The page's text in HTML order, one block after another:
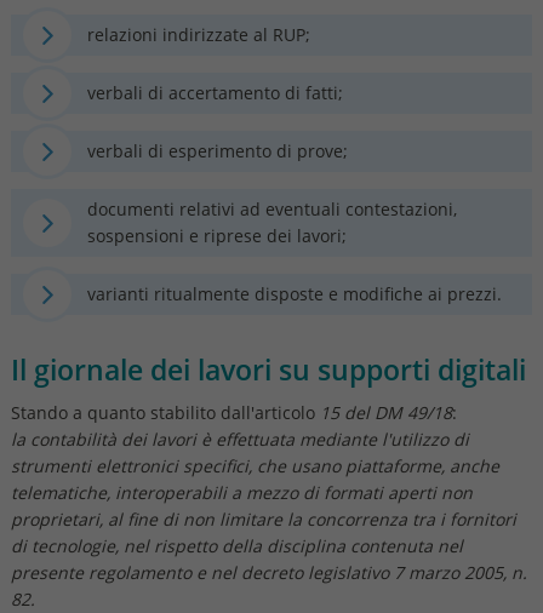
relazioni indirizzate al RUP;
verbali di accertamento di fatti;
verbali di esperimento di prove;
documenti relativi ad eventuali contestazioni,
sospensioni e riprese dei lavori;
varianti ritualmente disposte e modifiche ai prezzi.
Il giornale dei lavori su supporti digitali
Stando a quanto stabilito dall'articolo 15 del DM 49/18:
la contabilità dei lavori è effettuata mediante l'utilizzo di
strumenti elettronici specifici, che usano piattaforme, anche
telematiche, interoperabili a mezzo di formati aperti non
proprietari, al fine di non limitare la concorrenza tra i fornitori
di tecnologie, nel rispetto della disciplina contenuta nel
presente regolamento e nel decreto legislativo 7 marzo 2005, n.
82.